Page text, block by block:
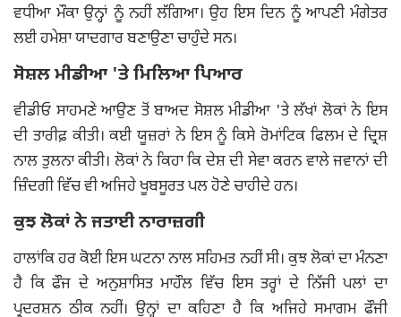
ਵਧੀਆ ਮੌਕਾ ਉਨ੍ਹਾਂ ਨੂੰ ਨਹੀਂ ਲੱਗਿਆ। ਉਹ ਇਸ ਦਿਨ ਨੂੰ ਆਪਣੀ ਮੰਗੇਤਰ
ਲਈ ਹਮੇਸ਼ਾ ਯਾਦਗਾਰ ਬਣਾਉਣਾ ਚਾਹੁੰਦੇ ਸਨ।
ਸੋਸ਼ਲ ਮੀਡੀਆ 'ਤੇ ਮਿਲਿਆ ਪਿਆਰ
ਵੀਡੀਓ ਸਾਹਮਣੇ ਆਉਣ ਤੋਂ ਬਾਅਦ ਸੋਸ਼ਲ ਮੀਡੀਆ 'ਤੇ ਲੱਖਾਂ ਲੋਕਾਂ ਨੇ ਇਸ
ਦੀ ਤਾਰੀਫ਼ ਕੀਤੀ। ਕਈ ਯੂਜ਼ਰਾਂ ਨੇ ਇਸ ਨੂੰ ਕਿਸੇ ਰੋਮਾਂਟਿਕ ਫਿਲਮ ਦੇ ਦ੍ਰਿਸ਼
ਨਾਲ ਤੁਲਨਾ ਕੀਤੀ। ਲੋਕਾਂ ਨੇ ਕਿਹਾ ਕਿ ਦੇਸ਼ ਦੀ ਸੇਵਾ ਕਰਨ ਵਾਲੇ ਜਵਾਨਾਂ ਦੀ
ਜ਼ਿੰਦਗੀ ਵਿੱਚ ਵੀ ਅਜਿਹੇ ਖੂਬਸੂਰਤ ਪਲ ਹੋਣੇ ਚਾਹੀਦੇ ਹਨ।
ਕੁਝ ਲੋਕਾਂ ਨੇ ਜਤਾਈ ਨਾਰਾਜ਼ਗੀ
ਹਾਲਾਂਕਿ ਹਰ ਕੋਈ ਇਸ ਘਟਨਾ ਨਾਲ ਸਹਿਮਤ ਨਹੀਂ ਸੀ। ਕੁਝ ਲੋਕਾਂ ਦਾ ਮੰਨਣਾ
ਹੈ ਕਿ ਫੌਜ ਦੇ ਅਨੁਸ਼ਾਸਿਤ ਮਾਹੌਲ ਵਿੱਚ ਇਸ ਤਰ੍ਹਾਂ ਦੇ ਨਿੱਜੀ ਪਲਾਂ ਦਾ
ਪ੍ਰਦਰਸ਼ਨ ਠੀਕ ਨਹੀਂ। ਉਨ੍ਹਾਂ ਦਾ ਕਹਿਣਾ ਹੈ ਕਿ ਅਜਿਹੇ ਸਮਾਗਮ ਫੌਜੀ